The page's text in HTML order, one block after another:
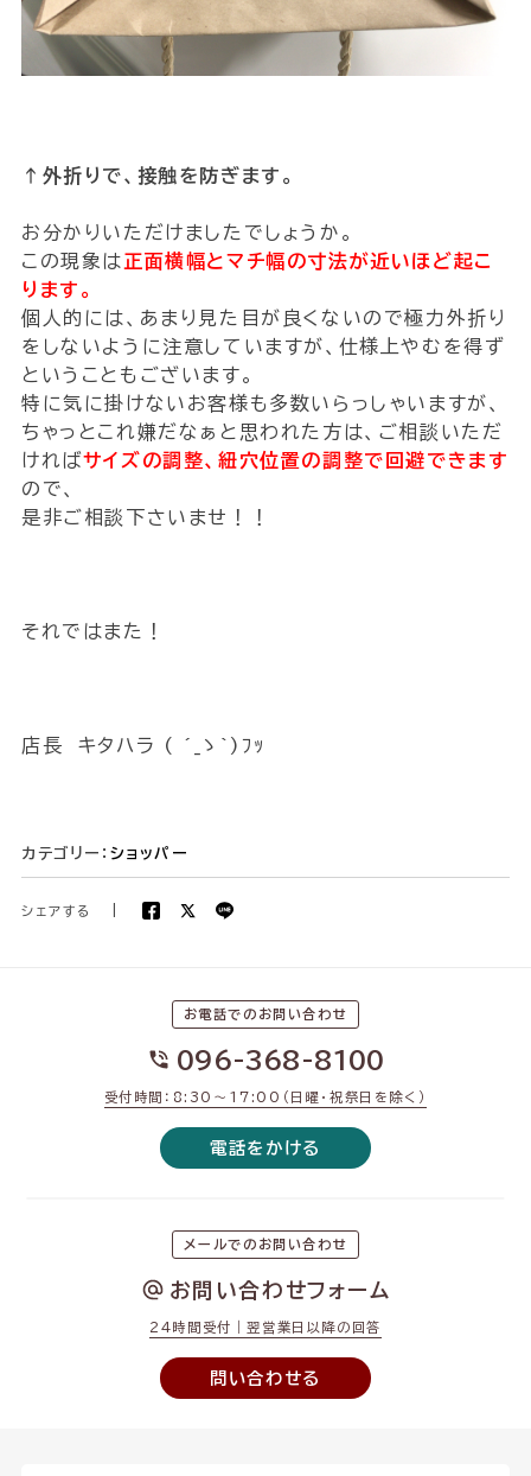
↑外折りで、接触を防ぎます。
お分かりいただけましたでしょうか。
この現象は正面横幅とマチ幅の寸法が近いほど起こ
ります。
個人的には、あまり見た目が良くないので極力外折り
をしないように注意していますが、仕様上やむを得ず
ということもございます。
特に気に掛けないお客様も多数いらっしゃいますが、
ちゃっとこれ嫌だなぁと思われた方は、ご相談いただ
ければサイズの調整、紐穴位置の調整で回避できます
ので、
是非ご相談下さいませ！！
それではまた！
店長 キタハラ ( ´_ゝ`)ﾌｯ
カテゴリー： ショッパー
シェアする
お電話でのお問い合わせ
096-368-8100
受付時間：8:30〜17:00（日曜・祝祭日を除く）
電話をかける
メールでのお問い合わせ
お問い合わせフォーム
24時間受付｜翌営業日以降の回答
問い合わせる